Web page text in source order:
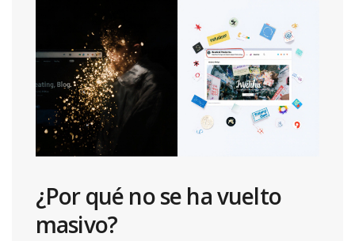
¿Por qué no se ha vuelto
masivo?